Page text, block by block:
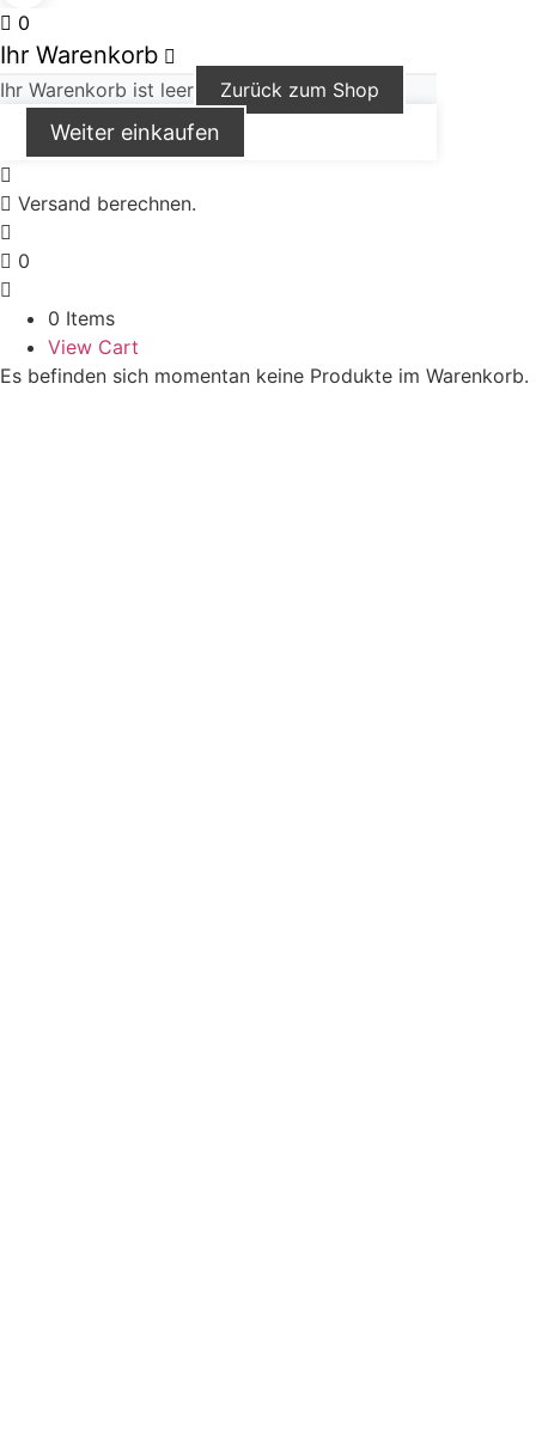
0
Ihr Warenkorb
Ihr Warenkorb ist leer Zurück zum Shop
Weiter einkaufen
Versand berechnen.
0
0 Items
View Cart
Es befinden sich momentan keine Produkte im Warenkorb.